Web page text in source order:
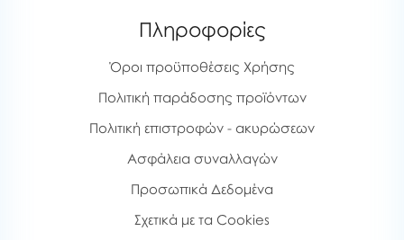
Πληροφορίες
Όροι προϋποθέσεις Χρήσης
Πολιτική παράδοσης προϊόντων
Πολιτική επιστροφών - ακυρώσεων
Ασφάλεια συναλλαγών
Προσωπικά Δεδομένα
Σχετικά με τα Cookies